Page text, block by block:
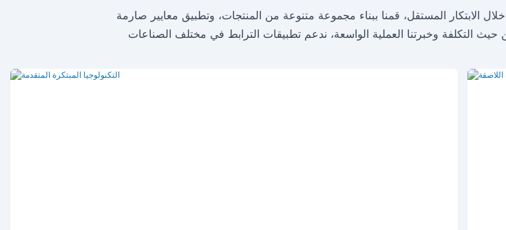
الابتكار المستقل، قمنا ببناء مجموعة متنوعة من المنتجات، وتطبيق معايير صارمة